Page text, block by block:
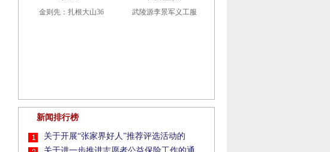
金则先：扎根大山36
武陵源李景军义工服
新闻排行榜
关于开展“张家界好人”推荐评选活动的